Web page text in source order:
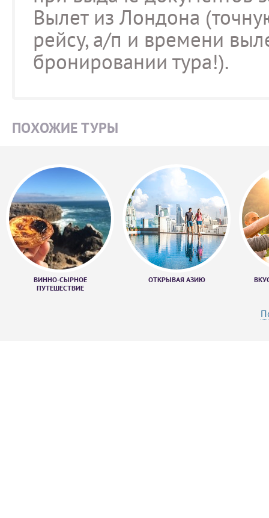
Вылет из Лондона
рейсу, а/п и времени
бронировании тура!).
ПОХОЖИЕ ТУРЫ
ВИННО-СЫРНОЕ
ПУТЕШЕСТВИЕ
ОТКРЫВАЯ АЗИЮ